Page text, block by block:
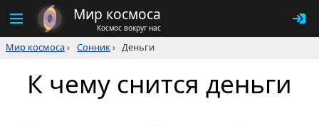
Мир космоса
Космос вокруг нас
Мир космоса› Сонник› Деньги
К чему снится деньги